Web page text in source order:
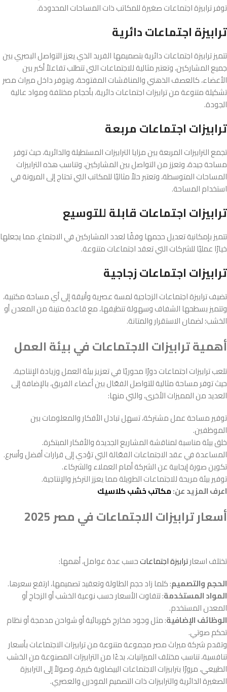
توفر ترابيزة اجتماعات صغيرة للمكاتب ذات المساحات المحدودة.
ترابيزة اجتماعات دائرية
تتميز ترابيزة اجتماعات دائرية بتصميمها الفريد الذي يعزز التواصل البصري بين
جميع المشاركين، وتعتبر مثالية للاجتماعات التي تتطلب تفاعلاً أكبر بين
الأعضاء، كالعصف الذهني والمناقشات المفتوحة، ويتوفر داخل ميراث مصر
تشكيلة متنوعة من ترابيزات اجتماعات دائرية، بأحجام مختلفة ومواد عالية
الجودة.
ترابيزات اجتماعات مربعة
تجمع الترابيزات المربعة بين مزايا الترابيزات المستطيلة والدائرية، حيث توفر
مساحة جيدة، وتعزز من التواصل بين المشاركين، وتناسب هذه الترابيزات
المساحات المتوسطة، وتعتبر حلاً مثاليًا للمكاتب التي تحتاج إلى المرونة في
استخدام المساحة.
ترابيزات اجتماعات قابلة للتوسيع
تتميز بإمكانية تعديل حجمها وفقًا لعدد المشاركين في الاجتماع، مما يجعلها
خيارًا عمليًا للشركات التي تعقد اجتماعات متنوعة.
ترابيزات اجتماعات زجاجية
تضيف ترابيزة اجتماعات الزجاجية لمسة عصرية وأنيقة إلى أي مساحة مكتبية،
وتتميز بسطحها الشفاف وسهولة تنظيفها، مع قاعدة متينة من المعدن أو
الخشب؛ لضمان الاستقرار والمتانة.
أهمية ترابيزات الاجتماعات في بيئة العمل
تلعب ترابيزات اجتماعات دورًا محوريًا في تعزيز بيئة العمل وزيادة الإنتاجية،
حيث توفر مساحة مثالية للتواصل الفعّال بين أعضاء الفريق، بالإضافة إلى
العديد من المميزات الأخرى، والتي منها:
توفير مساحة عمل مشتركة، تسهل تبادل الأفكار والمعلومات بين
الموظفين.
خلق بيئة مناسبة لمناقشة المشاريع الجديدة والأفكار المبتكرة.
المساعدة في عقد الاجتماعات الفعّالة التي تؤدي إلى قرارات أفضل وأسرع.
تكوين صورة إيجابية عن الشركة أمام العملاء والشركاء.
توفير بيئة مريحة للاجتماعات الطويلة مما يعزز التركيز والإنتاجية.
اعرف المزيد عن:مكاتب خشب كلاسيك
أسعار ترابيزات الاجتماعات في مصر 2025
تختلف اسعارترابيزة اجتماعاتحسب عدة عوامل، أهمها:
الحجم والتصميم: كلما زاد حجم الطاولة وتعقيد تصميمها، ارتفع سعرها.
المواد المستخدمة: تتفاوت الأسعار حسب نوعية الخشب أو الزجاج أو
المعدن المستخدم.
الوظائف الإضافية: مثل وجود مخارج كهربائية أو شواحن مدمجة أو نظام
تحكم صوتي.
وتقدم شركة ميراث مصر مجموعة متنوعة من ترابيزات الاجتماعات بأسعار
تنافسية، تناسب مختلف الميزانيات، بدءًا من الترابيزات المصنوعة من الخشب
الطبيعي، مرورًا بترابيزات الاجتماعات البيضاوية كبيرة، وصولاً إلى الترابيزة
الصغيرة الدائرية والترابيزات ذات التصميم المودرن والعصري.